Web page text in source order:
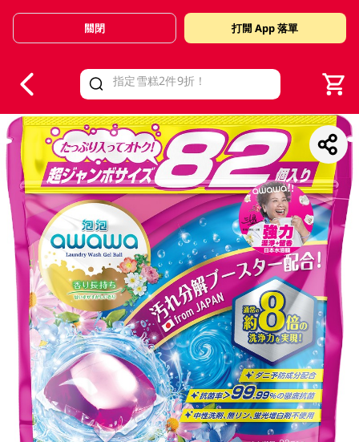
Valid Until 30 June 2026
關閉 打開 App 落單